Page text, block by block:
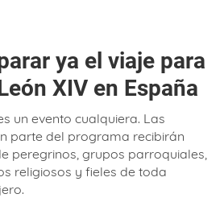
ya el viaje para
XIV en España
un evento cualquiera. Las
parte del programa recibirán
peregrinos, grupos parroquiales,
religiosos y fieles de toda